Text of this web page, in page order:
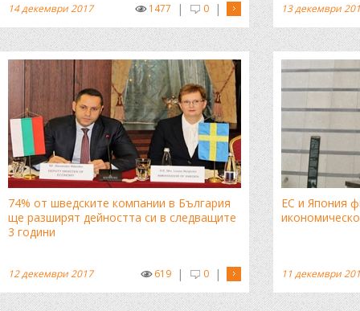
|
0
|
1477
14 декември 2017 13 декември
74% от шведските компании в България
ще разширят дейността си в следващите
3 години
|
0
|
619
12 декември 2017
ЕС и Япония
11 декември